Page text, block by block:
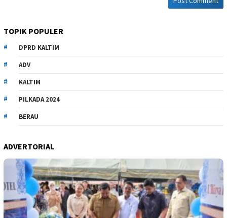
TOPIK POPULER
DPRD KALTIM
ADV
KALTIM
PILKADA 2024
BERAU
ADVERTORIAL